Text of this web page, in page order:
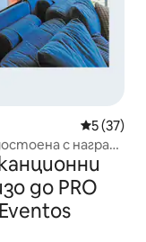
Средна
5 (37)
с награда
до PRO